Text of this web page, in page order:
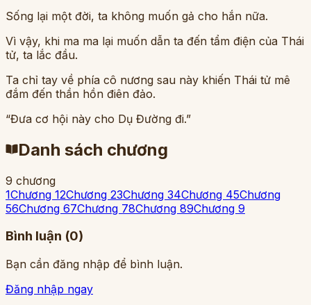
Sống lại một đời, ta không muốn gả cho hắn nữa.
Vì vậy, khi ma ma lại muốn dẫn ta đến tẩm điện của Thái
tử, ta lắc đầu.
Ta chỉ tay về phía cô nương sau này khiến Thái tử mê
đắm đến thần hồn điên đảo.
“Đưa cơ hội này cho Dụ Đường đi.”
Danh sách chương
9 chương
1Chương 12Chương 23Chương 34Chương 45Chương
56Chương 67Chương 78Chương 89Chương 9
Bình luận (0)
Bạn cần đăng nhập để bình luận.
Đăng nhập ngay